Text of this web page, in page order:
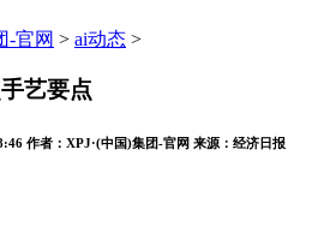
-官网 > ai动态 >
艺要点
作者： XPJ·(中国)集团-官网 来源： 经济日报